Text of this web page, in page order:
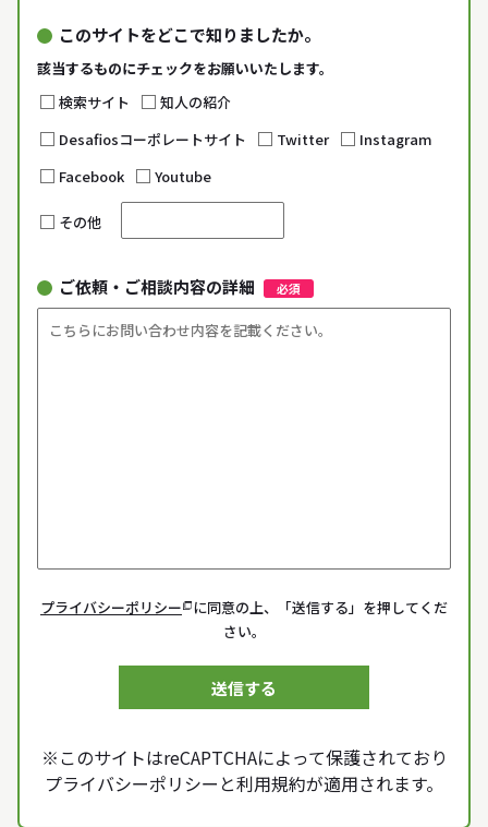
このサイトをどこで知りましたか。
該当するものにチェックをお願いいたします。
検索サイト
知人の紹介
Desafiosコーポレートサイト
Twitter
Instagram
Facebook
Youtube
その他
ご依頼・ご相談内容の詳細 必須
プライバシーポリシー
に同意の上、「送信する」を押してくだ
さい。
※このサイトはreCAPTCHAによって保護されており
プライバシーポリシー と利用規約が適用されます。